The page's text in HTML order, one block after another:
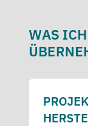
WAS